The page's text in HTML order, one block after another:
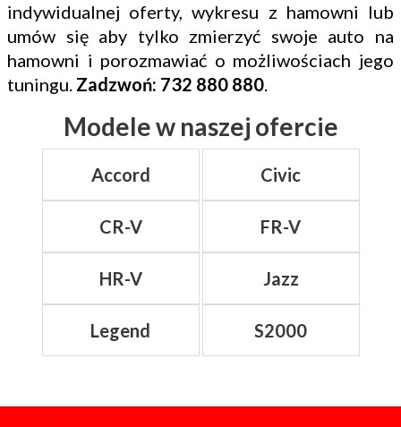
indywidualnej oferty, wykresu z hamowni lub
umów się aby tylko zmierzyć swoje auto na
hamowni i porozmawiać o możliwościach jego
tuningu. Zadzwoń: 732 880 880.
Modele w naszej ofercie
Accord Civic
CR-V FR-V
HR-V Jazz
Legend S2000